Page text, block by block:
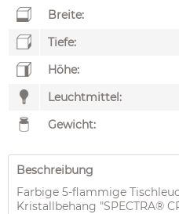
Breite:
Tiefe:
Höhe:
Leuchtmittel:
Gewicht:
Beschreibung
Farbige 5-flammige
Kristallbehang "SPECTRA®